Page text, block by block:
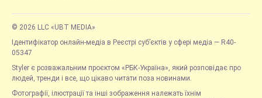
© 2026 LLC «UBT MEDIA»
Ідентифікатор онлайн-медіа в Реєстрі суб’єктів у сфері медіа — R40-
05347
Styler є розважальним проєктом «РБК-Україна», який розповідає про
людей, тренди і все, що цікаво читати поза новинами.
Фотографії, ілюстрації та інші зображення належать їхнім